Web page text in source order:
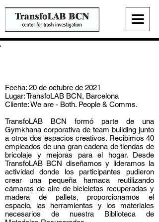
Fecha: 20 de octubre de 2021
Lugar: TransfoLAB BCN, Barcelona
Cliente: We are - Both. People & Comms.
TransfoLAB BCN formó parte de una
Gymkhana corporativa de team building junto
a otros dos espacios creativos. Recibimos 40
empleados de una gran cadena de tiendas de
bricolaje y mejoras para el hogar. Desde
TransfoLAB BCN diseñamos y lideramos la
actividad donde los participantes pudieron
crear una pequeña hamaca reutilizando
cámaras de aire de bicicletas recuperadas y
madera de pallets, proporcionamos el
espacio, las herramientas y los materiales
necesarios de nuestra Biblioteca de